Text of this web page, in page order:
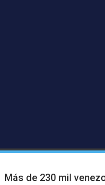
Más de 230 mil